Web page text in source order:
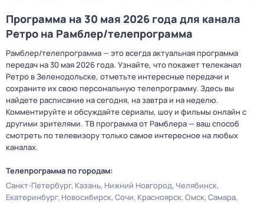
Программа на 30 мая 2026 года для канала
Ретро на Рамблер/телепрограмма
Рамблер/телепрограмма — это всегда актуальная программа
передач на 30 мая 2026 года. Узнайте, что покажет телеканал
Ретро в Зеленодольске, отметьте интересные передачи и
сохраните их свою персональную телепрограмму. Здесь вы
найдете расписание на сегодня, на завтра и на неделю.
Комментируйте и обсуждайте сериалы, шоу и фильмы онлайн с
другими зрителями. ТВ программа от Рамблера — ваш способ
смотреть по телевизору только самое интересное на любых
каналах.
Телепрограмма по городам:
Санкт-Петербург Казань Нижний Новгород Челябинск
Екатеринбург Новосибирск Сочи Красноярск Омск Самара